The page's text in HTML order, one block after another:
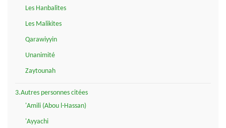
Les Hanbalites
Les Malikites
Qarawiyyin
Unanimité
Zaytounah
3.Autres personnes citées
'Amili (Abou l-Hassan)
'Ayyachi